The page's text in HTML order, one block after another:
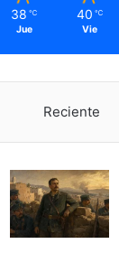
38 ℃
Jue
40 ℃
Vie
Reciente